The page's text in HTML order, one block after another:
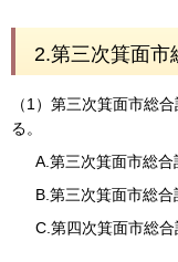
2.第三次箕面市
（1）第三次箕面市総
る。
A.第三次箕面市総
B.第三次箕面市総
C.第四次箕面市総